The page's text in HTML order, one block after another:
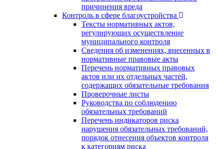
причинения вреда
Контроль в сфере благоустройства
Тексты нормативных актов,
регулирующих осуществление
муниципального контроля
Сведения об изменениях, внесенных в
нормативные правовые акты
Перечень нормативных правовых
актов или их отдельных частей,
содержащих обязательные требования
Проверочные листы
Руководства по соблюдению
обязательных требований
Перечень индикаторов риска
нарушения обязательных требований,
порядок отнесения объектов контроля
к категориям риска